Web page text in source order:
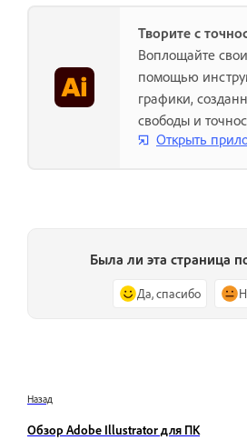
Творите с
Воплощайте
помощью
графики,
свободы и
Открыть
Была ли эта страница
Да, спасибо
Назад
Обзор Adobe Illustrator для ПК